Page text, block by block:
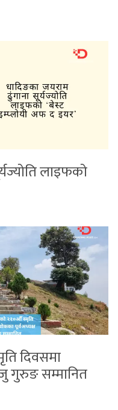
लाइफको
दिवसमा
गुरुङ सम्मानित